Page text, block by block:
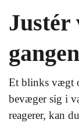
Justér
gangen
Et blinks vægt
bevæger sig i
reagerer, kan